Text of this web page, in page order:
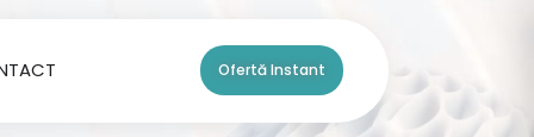
Ofertă Instant